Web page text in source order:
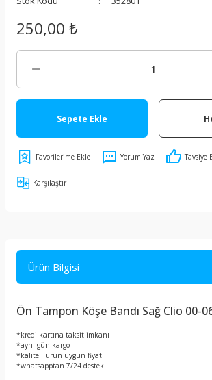
250,00 ₺
Sepete Ekle
Yorum Yaz Tavsiye
Karşılaştır
Ürün Bilgisi
Ön Tampon Köşe Bandı Sağ Clio 00-
*kredi kartına taksit imkanı
*aynı gün kargo
*kaliteli ürün uygun fiyat
*whatsapptan 7/24 destek